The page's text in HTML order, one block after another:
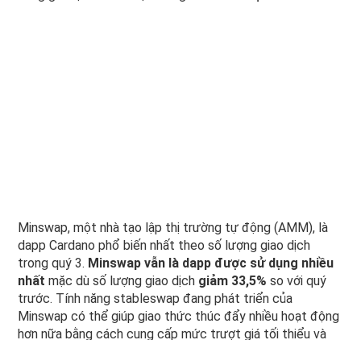
Minswap, một nhà tạo lập thị trường tự động (AMM), là
dapp Cardano phổ biến nhất theo số lượng giao dịch
trong quý 3. Minswap vẫn là dapp được sử dụng nhiều
nhất mặc dù số lượng giao dịch giảm 33,5% so với quý
trước. Tính năng stableswap đang phát triển của
Minswap có thể giúp giao thức thúc đẩy nhiều hoạt động
hơn nữa bằng cách cung cấp mức trượt giá tối thiểu và